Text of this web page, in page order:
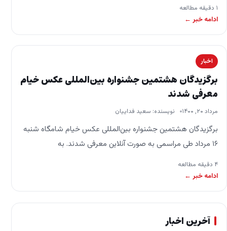
۱ دقیقه مطالعه
ادامه خبر ←
اخبار
برگزیدگان هشتمین جشنواره بین‌المللی عکس خیام
معرفی شدند
مرداد ۲۰, ۱۴۰۰ نویسنده: سعید فداییان
برگزیدگان هشتمین جشنواره بین‌المللی عکس خیام شامگاه شنبه
۱۶ مرداد طی مراسمی به صورت آنلاین معرفی شدند. به
گزارش نوررویایی به نقل از روابط عمومی فیاپ… ۴ دقیقه مطالعه
ادامه خبر ←
آخرین اخبار